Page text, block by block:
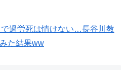
過労死は情けない…長谷川教
た結果ww